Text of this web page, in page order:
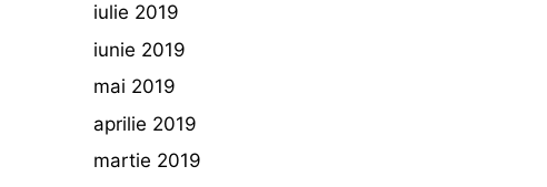
iulie 2019
iunie 2019
mai 2019
aprilie 2019
martie 2019